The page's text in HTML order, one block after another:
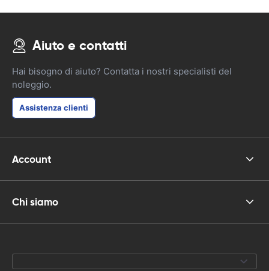
Aiuto e contatti
Hai bisogno di aiuto? Contatta i nostri specialisti del
noleggio.
Assistenza clienti
Account
Chi siamo